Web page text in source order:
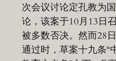
次会议讨论定孔教为
论，该案于10月13日
被多数否决。然而28
通过时，草案十九条“